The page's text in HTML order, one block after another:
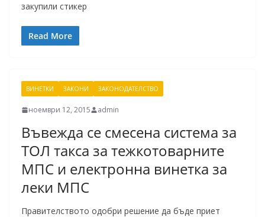
закупили стикер
Read More
ВИНЕТКИ ЗАКОНИ ЗАКОНОДАТЕЛСТВО
ноември 12, 2015 admin
Въвежда се смесена система за
ТОЛ такса за тежкотоварните
МПС и електронна винетка за
леки МПС
Правителството одобри решение да бъде приет